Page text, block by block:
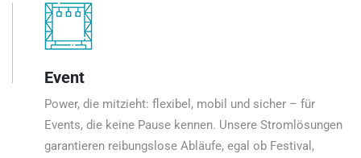
Event
Power, die mitzieht: flexibel, mobil und sicher – für
Events, die keine Pause kennen. Unsere Stromlösungen
garantieren reibungslose Abläufe, egal ob Festival,